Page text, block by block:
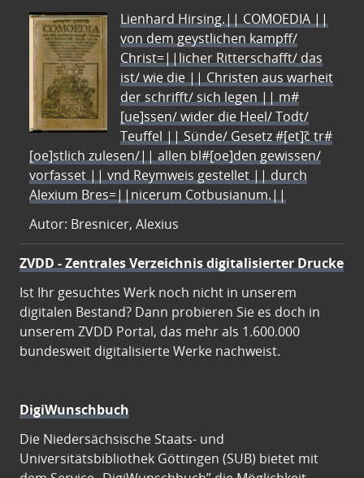
Lienhard Hirsing.|| COMOEDIA ||
von dem geystlichen kampff/
Christ=||licher Ritterschafft/ das
ist/ wie die || Christen aus warheit
der schrifft/ sich legen || m#
[ue]ssen/ wider die Heel/ Todt/
Teuffel || Sünde/ Gesetz #[et]c̃ tr#
[oe]stlich zulesen/|| allen bl#[oe]den gewissen/
vorfasset || vnd Reymweis gestellet || durch
Alexium Bres=||nicerum Cotbusianum.||
Autor: Bresnicer, Alexius
ZVDD - Zentrales Verzeichnis digitalisierter Drucke
Ist Ihr gesuchtes Werk noch nicht in unserem
digitalen Bestand? Dann probieren Sie es doch in
unserem ZVDD Portal, das mehr als 1.600.000
bundesweit digitalisierte Werke nachweist.
DigiWunschbuch
Die Niedersächsische Staats- und
Universitätsbibliothek Göttingen (SUB) bietet mit